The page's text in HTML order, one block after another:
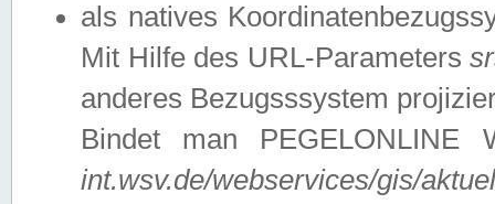
als natives
Mit Hilfe des URL-Parameters
anderes Bezugsssystem
Bindet man
int.wsv.de/webservices/gis/